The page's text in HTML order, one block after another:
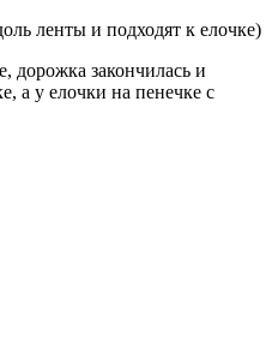
ленты и подходят к елочке)
дорожка закончилась и
а у елочки на пенечке с